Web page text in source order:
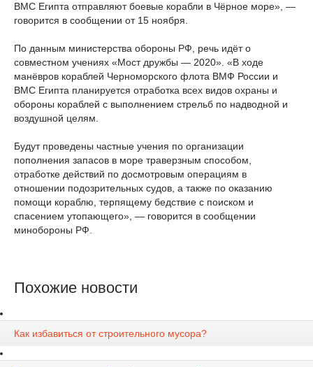
ВМС Египта отправляют боевые корабли в Чёрное море», —
говорится в сообщении от 15 ноября.
По данным министерства обороны РФ, речь идёт о
совместном учениях «Мост дружбы — 2020». «В ходе
манёвров кораблей Черноморского флота ВМФ России и
ВМС Египта планируется отработка всех видов охраны и
обороны кораблей с выполнением стрельб по надводной и
воздушной целям.
Будут проведены частные учения по организации
пополнения запасов в море траверзным способом,
отработке действий по досмотровым операциям в
отношении подозрительных судов, а также по оказанию
помощи кораблю, терпящему бедствие с поиском и
спасением утопающего», — говорится в сообщении
минобороны РФ.
Похожие новости
Как избавиться от строительного мусора?